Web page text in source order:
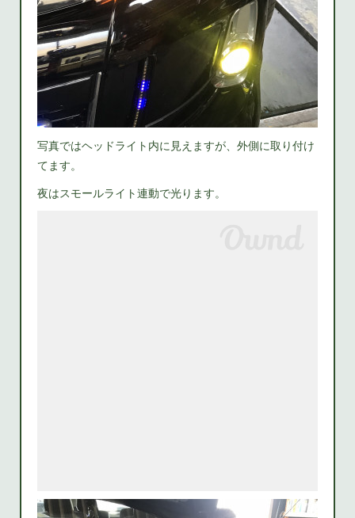
写真ではヘッドライト内に見えますが、外側に取り付け
てます。
夜はスモールライト連動で光ります。